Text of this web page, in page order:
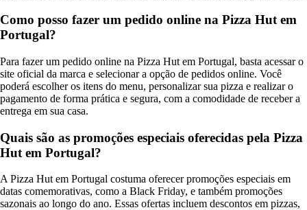
Como posso fazer um pedido online na Pizza Hut em
Portugal?
Para fazer um pedido online na Pizza Hut em Portugal, basta acessar o
site oficial da marca e selecionar a opção de pedidos online. Você
poderá escolher os itens do menu, personalizar sua pizza e realizar o
pagamento de forma prática e segura, com a comodidade de receber a
entrega em sua casa.
Quais são as promoções especiais oferecidas pela Pizza
Hut em Portugal?
A Pizza Hut em Portugal costuma oferecer promoções especiais em
datas comemorativas, como a Black Friday, e também promoções
sazonais ao longo do ano. Essas ofertas incluem descontos em pizzas,